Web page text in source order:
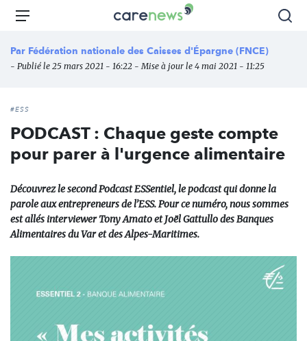
Aller
principal
Carenews,
média
des
Menu
Par Fédération nationale des Caisses d'Épargne (FNCE)
- Publié le 25 mars 2021 - 16:22 - Mise à jour le 4 mai 2021 - 11:25
#ESS
PODCAST : Chaque geste compte
pour parer à l'urgence alimentaire
Découvrez le second Podcast ESSentiel, le podcast qui donne la
parole aux entrepreneurs de l’ESS. Pour ce numéro, nous sommes
est allés interviewer Tony Amato et Joël Gattullo des Banques
Alimentaires du Var et des Alpes-Maritimes.